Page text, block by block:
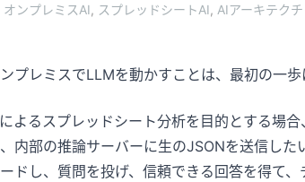
ます。
業務フロー、引き継ぎ、計画、実行を管理
販売
パイプライン、目標、予測、売上追跡に役
トリアルです。
製品ドキュメント、設定
プロンプトライブラリ
分析、レポート、データ
オンプレミスAI, スプレッドシートAI, AIアーキテクチ
プレミスでLLMを動かすことは、最初の一歩
よるスプレッドシート分析を目的とする場
内部の推論サーバーに生のJSONを送信し
ドし、質問を投げ、信頼できる回答を得て